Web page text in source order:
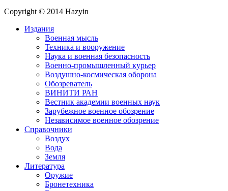
Copyright © 2014 Hazyin
Издания
Военная мысль
Техника и вооружение
Наука и военная безопасность
Военно-промышленный курьер
Воздушно-космическая оборона
Обозреватель
ВИНИТИ РАН
Вестник академии военных наук
Зарубежное военное обозрение
Независимое военное обозрение
Справочники
Воздух
Вода
Земля
Литература
Оружие
Бронетехника